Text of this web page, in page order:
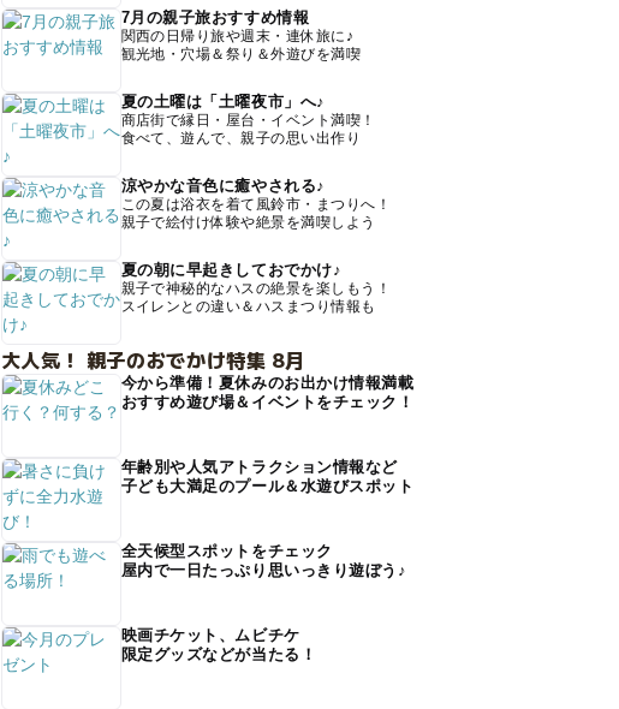
7月の親子旅おすすめ情報
関西の日帰り旅や週末・連休旅に♪
観光地・穴場＆祭り＆外遊びを満喫
夏の土曜は「土曜夜市」へ♪
商店街で縁日・屋台・イベント満喫！
食べて、遊んで、親子の思い出作り
涼やかな音色に癒やされる♪
この夏は浴衣を着て風鈴市・まつりへ！
親子で絵付け体験や絶景を満喫しよう
夏の朝に早起きしておでかけ♪
親子で神秘的なハスの絶景を楽しもう！
スイレンとの違い＆ハスまつり情報も
大人気！ 親子のおでかけ特集 8月
今から準備！夏休みのお出かけ情報満載
おすすめ遊び場＆イベントをチェック！
年齢別や人気アトラクション情報など
子ども大満足のプール＆水遊びスポット
全天候型スポットをチェック
屋内で一日たっぷり思いっきり遊ぼう♪
映画チケット、ムビチケ
限定グッズなどが当たる！